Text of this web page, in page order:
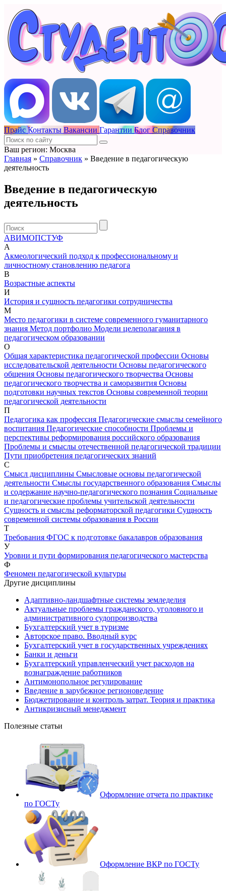
Прайс Контакты Вакансии Гарантии Блог Справочник
Ваш регион: Москва
Главная » Справочник » Введение в педагогическую
деятельность
Введение в педагогическую
деятельность
АВИМОПСТУФ
А
Акмеологический подход к профессиональному и
личностному становлению педагога
В
Возрастные аспекты
И
История и сущность педагогики сотрудничества
М
Место педагогики в системе современного гуманитарного
знания Метод портфолио Модели целеполагания в
педагогическом образовании
О
Общая характеристика педагогической профессии Основы
исследовательской деятельности Основы педагогического
общения Основы педагогического творчества Основы
педагогического творчества и саморазвития Основы
подготовки научных текстов Основы современной теории
педагогической деятельности
П
Педагогика как профессия Педагогические смыслы семейного
воспитания Педагогические способности Проблемы и
перспективы реформирования российского образования
Проблемы и смыслы отечественной педагогической традиции
Пути приобретения педагогических знаний
С
Смысл дисциплины Смысловые основы педагогической
деятельности Смыслы государственного образования Смыслы
и содержание научно-педагогического познания Социальные
и педагогические проблемы учительской деятельности
Сущность и смыслы реформаторской педагогики Сущность
современной системы образования в России
Т
Требования ФГОС к подготовке бакалавров образования
У
Уровни и пути формирования педагогического мастерства
Ф
Феномен педагогической культуры
Другие дисциплины
Адаптивно-ландшафтные системы земледелия
Актуальные проблемы гражданского, уголовного и
административного судопроизводства
Бухгалтерский учет в туризме
Авторское право. Вводный курс
Бухгалтерский учет в государственных учреждениях
Банки и деньги
Бухгалтерский управленческий учет расходов на
вознаграждение работников
Антимонопольное регулирование
Введение в зарубежное регионоведение
Бюджетирование и контроль затрат. Теория и практика
Антикризисный менеджмент
Полезные статьи
Оформление отчета по практике
по ГОСТу
Оформление ВКР по ГОСТу